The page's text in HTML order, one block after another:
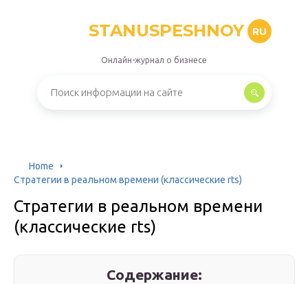
STANUSPESHNOY RU
Онлайн-журнал о бизнесе
Home
Стратегии в реальном времени (классические rts)
Стратегии в реальном времени
(классические rts)
Содержание: